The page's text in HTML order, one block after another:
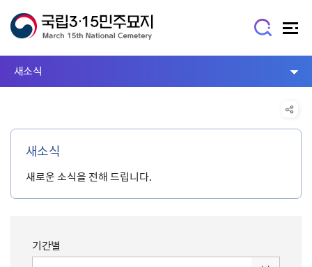
새소식
새소식
새로운 소식을 전해 드립니다.
기간별